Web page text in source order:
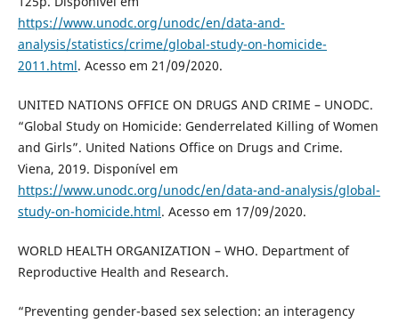
https://www.unodc.org/unodc/en/data-and-
analysis/statistics/crime/global-study-on-homicide-
2011.html. Acesso em 21/09/2020.
UNITED NATIONS OFFICE ON DRUGS AND CRIME – UNODC.
“Global Study on Homicide: Genderrelated Killing of Women
and Girls”. United Nations Office on Drugs and Crime.
Viena, 2019. Disponível em
https://www.unodc.org/unodc/en/data-and-analysis/global-
study-on-homicide.html. Acesso em 17/09/2020.
WORLD HEALTH ORGANIZATION – WHO. Department of
Reproductive Health and Research.
“Preventing gender-based sex selection: an interagency